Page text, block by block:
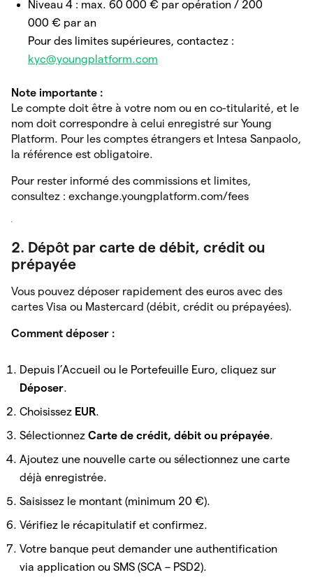
Niveau 4 : max. 60 000 € par opération / 200
000 € par an
Pour des limites supérieures, contactez :
kyc@youngplatform.com
Note importante :
Le compte doit être à votre nom ou en co-titularité, et le
nom doit correspondre à celui enregistré sur Young
Platform. Pour les comptes étrangers et Intesa Sanpaolo,
la référence est obligatoire.
Pour rester informé des commissions et limites,
consultez : exchange.youngplatform.com/fees
2. Dépôt par carte de débit, crédit ou
prépayée
Vous pouvez déposer rapidement des euros avec des
cartes Visa ou Mastercard (débit, crédit ou prépayées).
Comment déposer :
Depuis l’Accueil ou le Portefeuille Euro, cliquez sur
Déposer.
Choisissez EUR.
Sélectionnez Carte de crédit, débit ou prépayée.
Ajoutez une nouvelle carte ou sélectionnez une carte
déjà enregistrée.
Saisissez le montant (minimum 20 €).
Vérifiez le récapitulatif et confirmez.
Votre banque peut demander une authentification
via application ou SMS (SCA – PSD2).